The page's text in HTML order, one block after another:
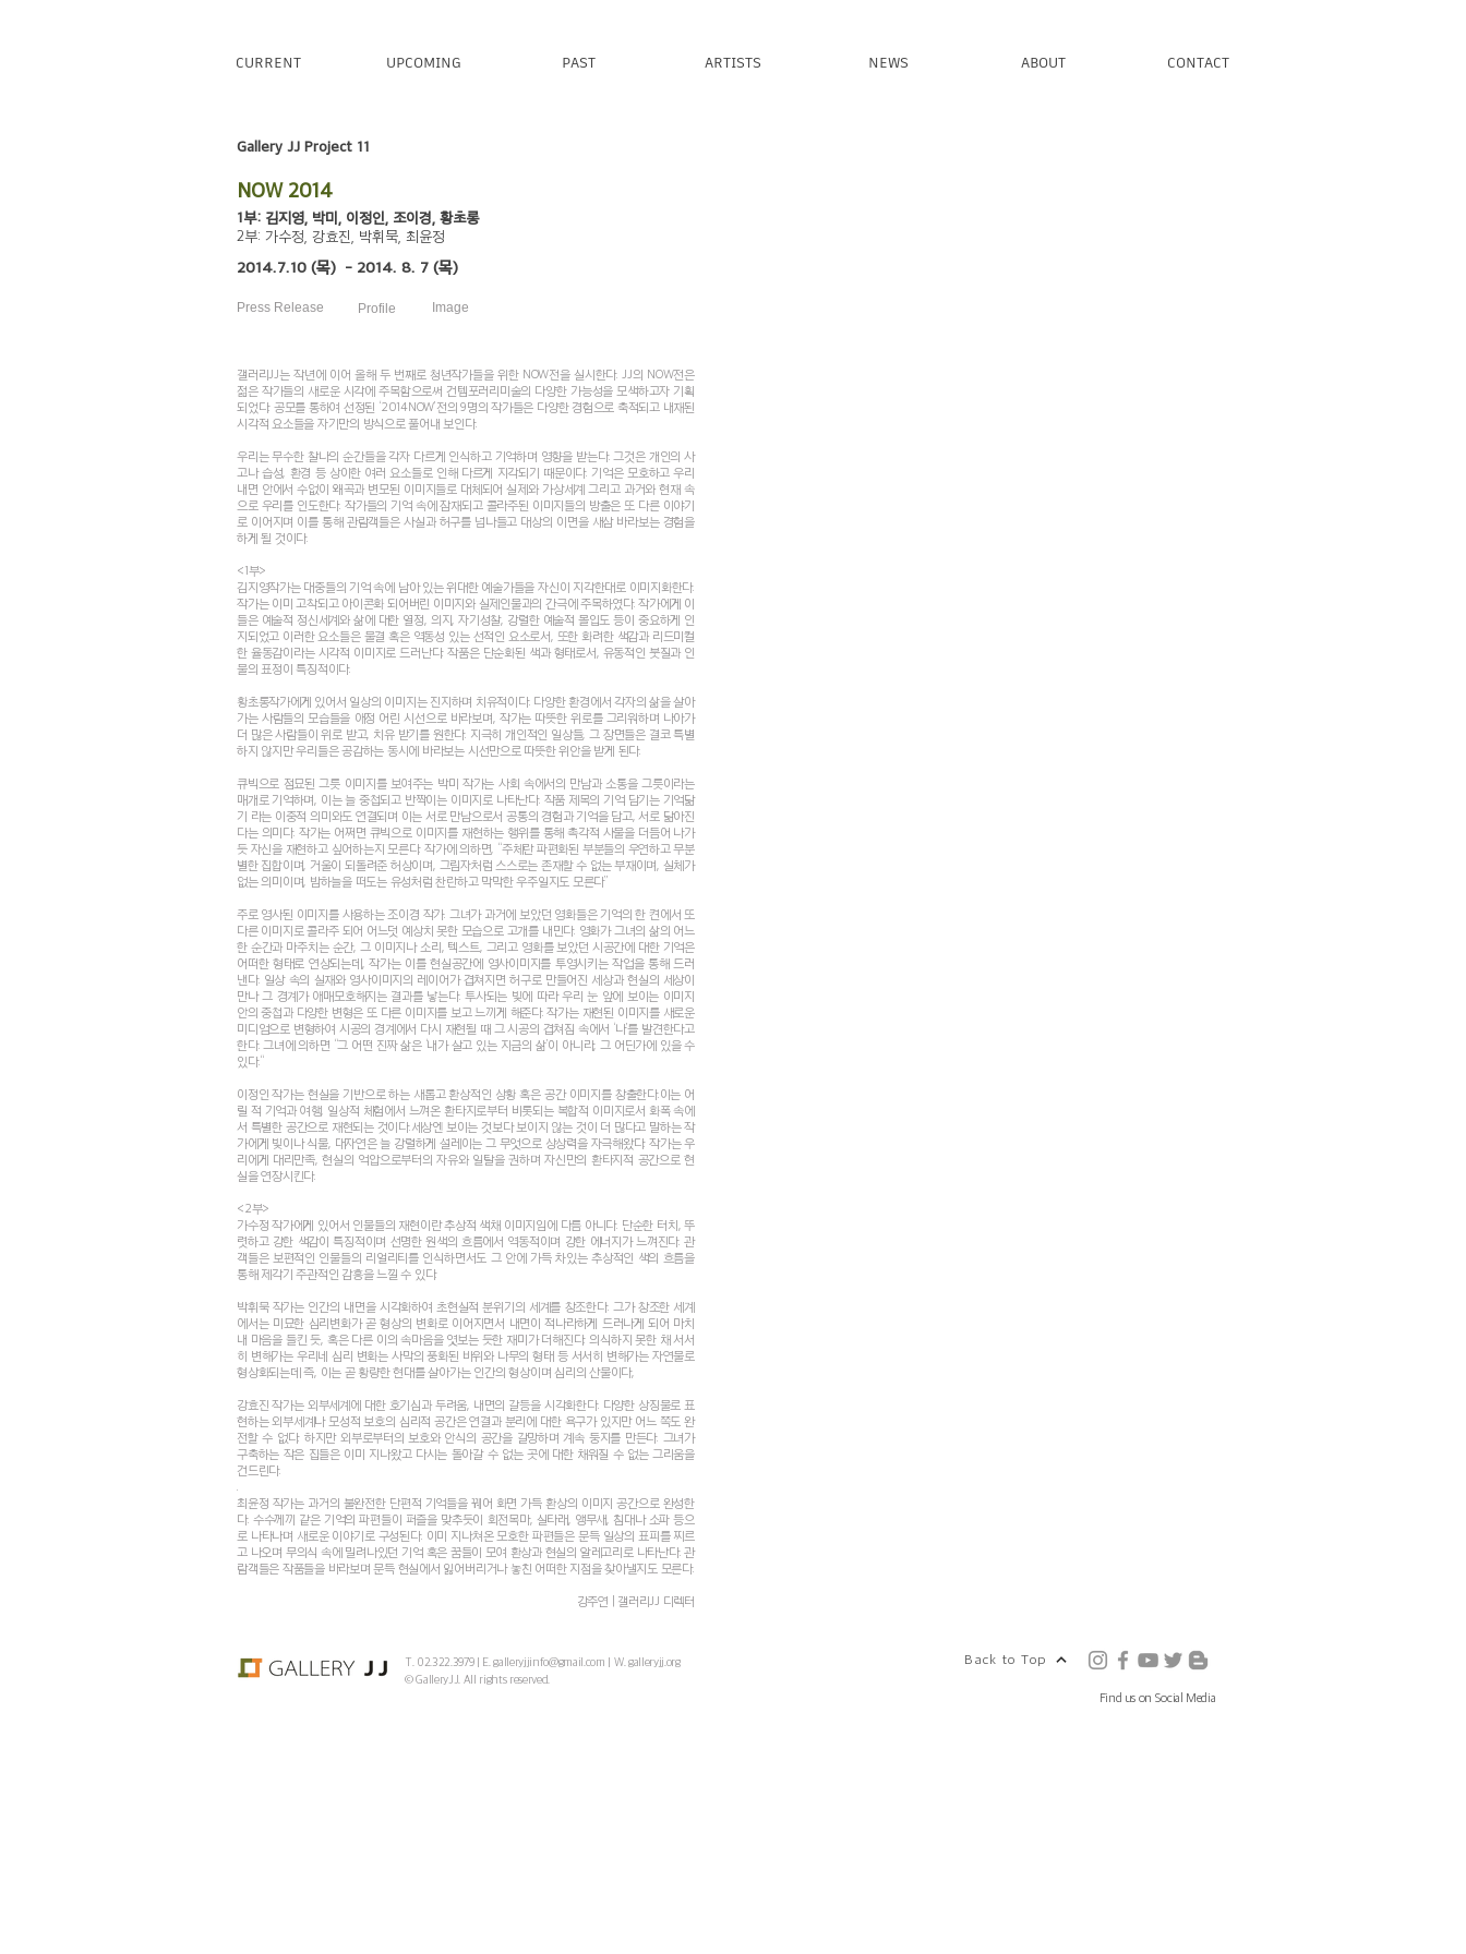
CURRENT UPCOMING PAST ARTISTS NEWS ABOUT CONTACT
Gallery JJ Project 11
NOW 2014
1부: 김지영, 박미, 이정인, 조이경, 황초롱
2부: 가수정, 강효진, 박휘묵, 최윤정
2014.7.10 (목) - 2014. 8. 7 (목)
Press Release Profile Image
갤러리JJ는 작년에 이어 올해 두 번째로 청년작가들을 위한 NOW전을 실시한다. JJ의 NOW전은
젊은 작가들의 새로운 시각에 주목함으로써 컨템포러리미술의 다양한 가능성을 모색하고자 기획
되었다. 공모를 통하여 선정된 ‘2014NOW’전의 9명의 작가들은 다양한 경험으로 축적되고 내재된
시각적 요소들을 자기만의 방식으로 풀어내 보인다.
우리는 무수한 찰나의 순간들을 각자 다르게 인식하고 기억하며 영향을 받는다. 그것은 개인의 사
고나 습성, 환경 등 상이한 여러 요소들로 인해 다르게 지각되기 때문이다. 기억은 모호하고 우리
내면 안에서 수없이 왜곡과 변모된 이미지들로 대체되어 실제와 가상세계 그리고 과거와 현재 속
으로 우리를 인도한다. 작가들의 기억 속에 잠재되고 콜라주된 이미지들의 방출은 또 다른 이야기
로 이어지며 이를 통해 관람객들은 사실과 허구를 넘나들고 대상의 이면을 새삼 바라보는 경험을
하게 될 것이다.
<1부>
김지영작가는 대중들의 기억 속에 남아 있는 위대한 예술가들을 자신이 지각한대로 이미지화한다.
작가는 이미 고착되고 아이콘화 되어버린 이미지와 실제인물과의 간극에 주목하였다. 작가에게 이
들은 예술적 정신세계와 삶에 대한 열정, 의지, 자기성찰, 강렬한 예술적 몰입도 등이 중요하게 인
지되었고 이러한 요소들은 물결 혹은 역동성 있는 선적인 요소로서, 또한 화려한 색감과 리드미컬
한 율동감이라는 시각적 이미지로 드러난다. 작품은 단순화된 색과 형태로서, 유동적인 붓질과 인
물의 표정이 특징적이다.
황초롱작가에게 있어서 일상의 이미지는 진지하며 치유적이다. 다양한 환경에서 각자의 삶을 살아
가는 사람들의 모습들을 애정 어린 시선으로 바라보며, 작가는 따뜻한 위로를 그리워하며 나아가
더 많은 사람들이 위로 받고, 치유 받기를 원한다. 지극히 개인적인 일상들, 그 장면들은 결코 특별
하지 않지만 우리들은 공감하는 동시에 바라보는 시선만으로 따뜻한 위안을 받게 된다.
큐빅으로 점묘된 그릇 이미지를 보여주는 박미 작가는 사회 속에서의 만남과 소통을 그릇이라는
매개로 기억하며, 이는 늘 중첩되고 반짝이는 이미지로 나타난다. 작품 제목의 기억 담기는 기억닮
기 라는 이중적 의미와도 연결되며 이는 서로 만남으로서 공통의 경험과 기억을 담고, 서로 닮아진
다는 의미다. 작가는 어쩌면 큐빅으로 이미지를 재현하는 행위를 통해 촉각적 사물을 더듬어 나가
듯 자신을 재현하고 싶어하는지 모른다. 작가에 의하면, “주체란 파편화된 부분들의 우연하고 무분
별한 집합이며, 거울이 되돌려준 허상이며, 그림자처럼 스스로는 존재할 수 없는 부재이며, 실체가
없는 의미이며, 밤하늘을 떠도는 유성처럼 찬란하고 막막한 우주일지도 모른다”
주로 영사된 이미지를 사용하는 조이경 작가. 그녀가 과거에 보았던 영화들은 기억의 한 켠에서 또
다른 이미지로 콜라주 되어 어느덧 예상치 못한 모습으로 고개를 내민다. 영화가 그녀의 삶의 어느
한 순간과 마주치는 순간, 그 이미지나 소리, 텍스트, 그리고 영화를 보았던 시공간에 대한 기억은
어떠한 형태로 연상되는데, 작가는 이를 현실공간에 영사이미지를 투영시키는 작업을 통해 드러
낸다. 일상 속의 실재와 영사이미지의 레이어가 겹쳐지면 허구로 만들어진 세상과 현실의 세상이
만나 그 경계가 애매모호해지는 결과를 낳는다. 투사되는 빛에 따라 우리 눈 앞에 보이는 이미지
안의 중첩과 다양한 변형은 또 다른 이미지를 보고 느끼게 해준다. 작가는 재현된 이미지를 새로운
미디엄으로 변형하여 시공의 경계에서 다시 재현될 때 그 시공의 겹쳐짐 속에서 ‘나’를 발견한다고
한다. 그녀에 의하면 “그 어떤 진짜 삶은 ‘내가 살고 있는 지금의 삶’이 아니라, 그 어딘가에 있을 수
있다.“
이정인 작가는 현실을 기반으로 하는 새롭고 환상적인 상황 혹은 공간 이미지를 창출한다.이는 어
릴 적 기억과 여행, 일상적 체험에서 느껴온 환타지로부터 비롯되는 복합적 이미지로서 화폭 속에
서 특별한 공간으로 재현되는 것이다.세상엔 보이는 것보다 보이지 않는 것이 더 많다고 말하는 작
가에게 빛이나 식물, 대자연은 늘 강렬하게 설레이는 그 무엇으로 상상력을 자극해왔다. 작가는 우
리에게 대리만족, 현실의 억압으로부터의 자유와 일탈을 권하며 자신만의 환타지적 공간으로 현
실을 연장시킨다.
<2부>
가수정 작가에게 있어서 인물들의 재현이란 추상적 색채 이미지임에 다름 아니다. 단순한 터치, 뚜
렷하고 강한 색감이 특징적이며 선명한 원색의 흐름에서 역동적이며 강한 에너지가 느껴진다. 관
객들은 보편적인 인물들의 리얼리티를 인식하면서도 그 안에 가득 차있는 추상적인 색의 흐름을
통해 제각기 주관적인 감흥을 느낄 수 있다.
박휘묵 작가는 인간의 내면을 시각화하여 초현실적 분위기의 세계를 창조한다. 그가 창조한 세계
에서는 미묘한 심리변화가 곧 형상의 변화로 이어지면서 내면이 적나라하게 드러나게 되어 마치
내 마음을 들킨 듯, 혹은 다른 이의 속마음을 엿보는 듯한 재미가 더해진다. 의식하지 못한 채 서서
히 변해가는 우리네 심리 변화는 사막의 풍화된 바위와 나무의 형태 등 서서히 변해가는 자연물로
형상화되는데 즉, 이는 곧 황량한 현대를 살아가는 인간의 형상이며 심리의 산물이다,
강효진 작가는 외부세계에 대한 호기심과 두려움, 내면의 갈등을 시각화한다. 다양한 상징물로 표
현하는 외부세계나 모성적 보호의 심리적 공간은 연결과 분리에 대한 욕구가 있지만 어느 쪽도 완
전할 수 없다. 하지만 외부로부터의 보호와 안식의 공간을 갈망하며 계속 둥지를 만든다. 그녀가
구축하는 작은 집들은 이미 지나왔고 다시는 돌아갈 수 없는 곳에 대한 채워질 수 없는 그리움을
건드린다.
.
최윤정 작가는 과거의 불완전한 단편적 기억들을 꿰어 화면 가득 환상의 이미지 공간으로 완성한
다. 수수께끼 같은 기억의 파편들이 퍼즐을 맞추듯이 회전목마, 실타래, 앵무새, 침대나 소파 등으
로 나타나며 새로운 이야기로 구성된다. 이미 지나쳐온 모호한 파편들은 문득 일상의 표피를 찌르
고 나오며 무의식 속에 밀려나있던 기억 혹은 꿈들이 모여 환상과 현실의 알레고리로 나타난다. 관
람객들은 작품들을 바라보며 문득 현실에서 잃어버리거나 놓친 어떠한 지점을 찾아낼지도 모른다.
강주연 | 갤러리JJ 디렉터
T. 02.322.3979 | E.galleryjjinfo@gmail.com | W. galleryjj.org
© GalleryJJ. All rights reserved.
Back to Top
Find us on Social Media